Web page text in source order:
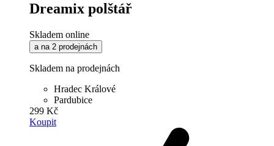
Dreamix polštář
Skladem online
a na 2 prodejnách
Skladem na prodejnách
Hradec Králové
Pardubice
299 Kč
Koupit